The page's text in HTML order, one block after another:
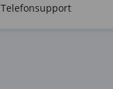
Telefonsupport